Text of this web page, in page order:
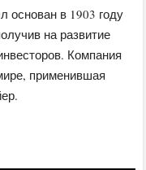
основан в 1903 году
на развитие
Компания
применившая